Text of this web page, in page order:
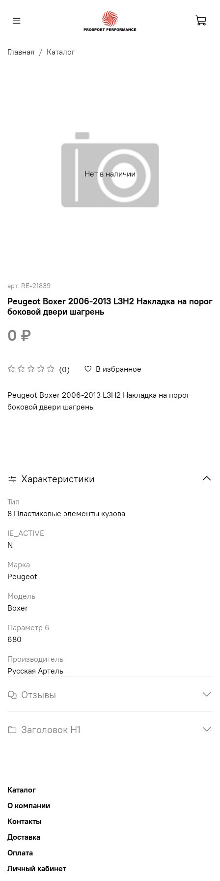
Главная Каталог
Нет в наличии
арт. RE-21839
Peugeot Boxer 2006-2013 L3H2 Накладка на порог
боковой двери шагрень
(0) В избранное
0 ₽
Peugeot Boxer 2006-2013 L3H2 Накладка на порог
боковой двери шагрень
Характеристики
Тип
8 Пластиковые элементы кузова
IE_ACTIVE
N
Марка
Peugeot
Модель
Boxer
Параметр 6
680
Производитель
Русская Артель
Отзывы
Заголовок H1
Каталог
О компании
Контакты
Доставка
Оплата
Личный кабинет